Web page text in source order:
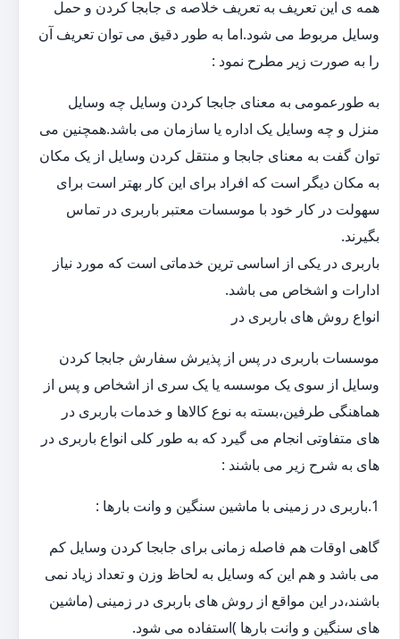
همه ی این تعریف به تعریف خلاصه ی جابجا کردن و حمل
وسایل مربوط می شود.اما به طور دقیق می توان تعریف آن
را به صورت زیر مطرح نمود :
به طورعمومی به معنای جابجا کردن وسایل چه وسایل
منزل و چه وسایل یک اداره یا سازمان می باشد.همچنین می
توان گفت به معنای جابجا و منتقل کردن وسایل از یک مکان
به مکان دیگر است که افراد برای این کار بهتر است برای
سهولت در کار خود با موسسات معتبر باربری در تماس
بگیرند.
باربری در یکی از اساسی ترین خدماتی است که مورد نیاز
ادارات و اشخاص می باشد.
انواع روش های باربری در
موسسات باربری در پس از پذیرش سفارش جابجا کردن
وسایل از سوی یک موسسه یا یک سری از اشخاص و پس از
هماهنگی طرفین،بسته به نوع کالاها و خدمات باربری در
های متفاوتی انجام می گیرد که به طور کلی انواع باربری در
های به شرح زیر می باشند :
1.باربری در زمینی با ماشین سنگین و وانت بارها :
گاهی اوقات هم فاصله زمانی برای جابجا کردن وسایل کم
می باشد و هم این که وسایل به لحاظ وزن و تعداد زیاد نمی
باشند،در این مواقع از روش های باربری در زمینی (ماشین
های سنگین و وانت بارها )استفاده می شود.